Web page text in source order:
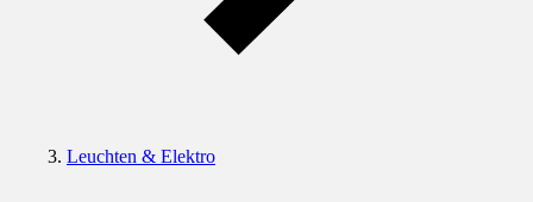
Leuchten & Elektro